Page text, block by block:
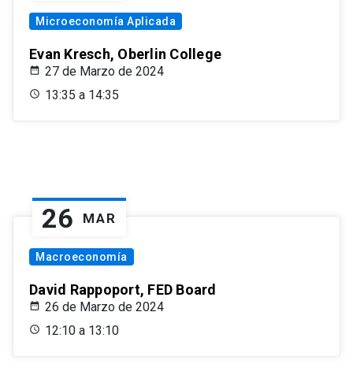
Microeconomía Aplicada
Evan Kresch, Oberlin College
27 de Marzo de 2024
13:35 a 14:35
26 MAR
Macroeconomía
David Rappoport, FED Board
26 de Marzo de 2024
12:10 a 13:10